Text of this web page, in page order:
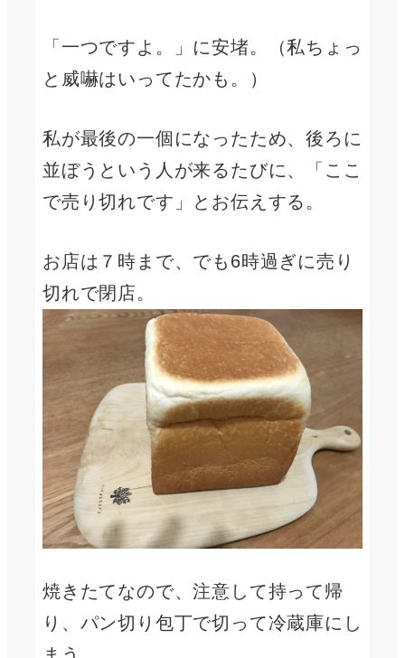
「一つですよ。」に安堵。（私ちょっ
と威嚇はいってたかも。）
私が最後の一個になったため、後ろに
並ぼうという人が来るたびに、「ここ
で売り切れです」とお伝えする。
お店は７時まで、でも6時過ぎに売り
切れで閉店。
焼きたてなので、注意して持って帰
り、パン切り包丁で切って冷蔵庫にし